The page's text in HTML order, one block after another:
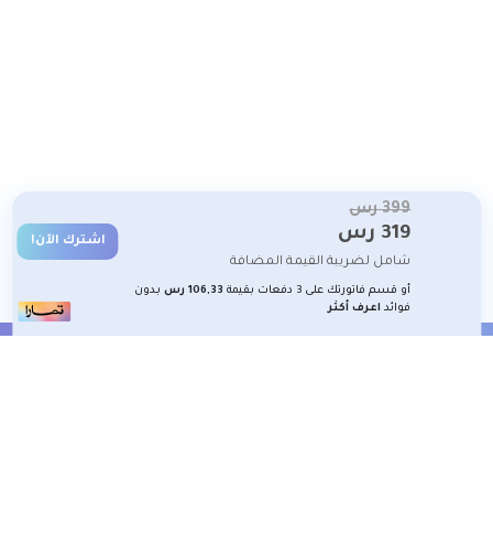
399 رس
319 رس
شامل لضريبة القيمة المضافة
اشترك الآن!
أو قسم فاتورتك على 3 دفعات بقيمة 106,33 رس
بدون
فوائد اعرف أكثر